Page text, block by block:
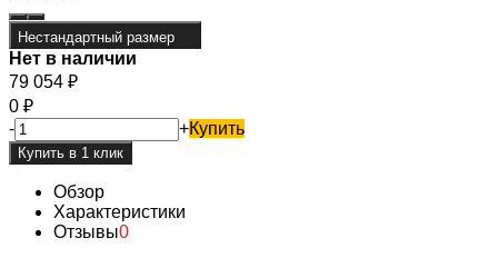
Нестандартный размер
Нет в наличии
79 054 ₽
0 ₽
-
+Купить
Обзор
Характеристики
Отзывы0